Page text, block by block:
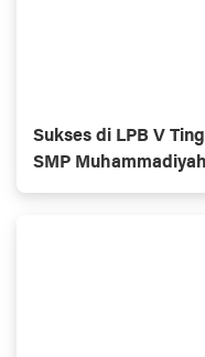
Sukses di LPB V
SMP
Putra